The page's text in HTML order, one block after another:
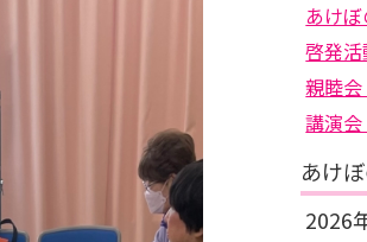
あけ
啓発活
親睦
講演
あけ
2026